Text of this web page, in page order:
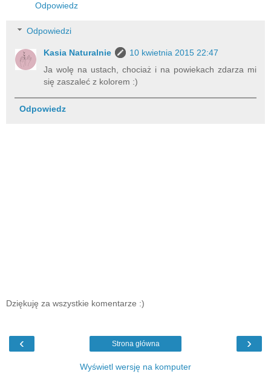
Odpowiedz
Odpowiedzi
Kasia Naturalnie
10 kwietnia 2015 22:47
Ja wolę na ustach, chociaż i na powiekach zdarza mi
się zaszaleć z kolorem :)
Odpowiedz
Dziękuję za wszystkie komentarze :)
‹ ›
Strona główna
Wyświetl wersję na komputer